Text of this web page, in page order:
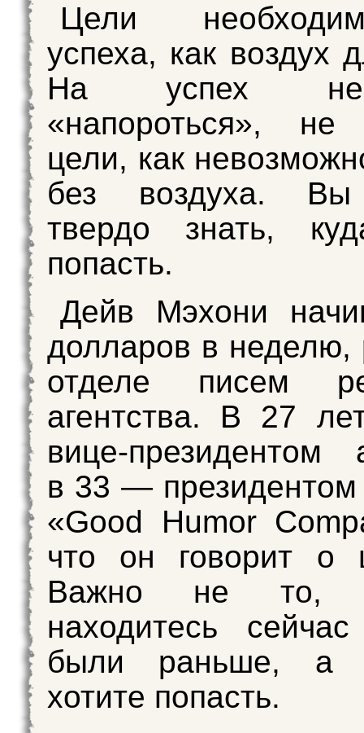
Цели
успеха, как воздух
На успех
«напороться», не
цели, как
без воздуха.
твердо знать,
попасть.
Дейв Мэхони
долларов в неделю,
отделе писем
агентства. В 27
вице-президентом
в 33 — президентом
«Good Humor
что он говорит о
Важно не то,
находитесь
были раньше, а
хотите попасть.